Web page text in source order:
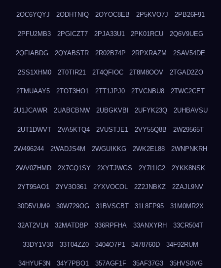
2OC6YQYJ 2ODHTNIQ 2OYOC8EB 2P5KVO7J 2PB26F91
2PFU2MB3 2PGICZT7 2PJA33U1 2PK01RCU 2Q6V9UEG
2QFIABDG 2QYABSTR 2R02B74P 2RPXRAZM 2SAV54DE
2SS1XHM0 2T0TIR21 2T4QFIOC 2T8M8OOV 2TGAD2ZO
2TMUAAY5 2TOT3HO1 2TT1JPJ0 2TVCNBU8 2TWC2CET
2U1JCAWR 2UABCBNW 2UBGKVBI 2UFYK23Q 2UHBAVSU
2UT1DWVT 2VA5KTQ4 2VUSTJE1 2VY55Q8B 2W29565T
2W496244 2WADJS4M 2WGUIKKG 2WK2EL88 2WNPNKRH
2WV0ZHMD 2X7CQ1SY 2XYTJWGS 2Y7I1IC2 2YKK8NSK
2YT95AO1 2YV3O361 2YXVOCOL 2Z2JNBKZ 2ZAJL9NV
30D5VUM9 30W729OG 31BVSCBT 31L8FP95 31M0MR2X
32AT2VLN 32MATDBP 336RPFHA 33ANXYRH 33CR504T
33DY1V30 33T04ZZ0 3404O7P1 3478760D 34F92RUM
34HYUF3N 34Y7PBO1 357AGF1F 35AF37G3 35HVS0VG